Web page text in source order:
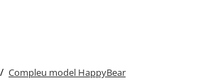
Compleu model HappyBear